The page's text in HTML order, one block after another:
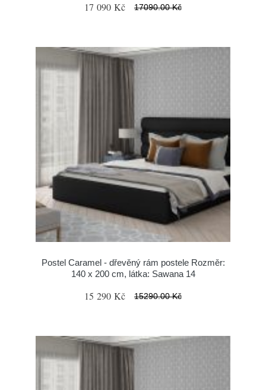
17 090 Kč 17090.00 Kč
Postel Caramel - dřevěný rám postele Rozměr:
140 x 200 cm, látka: Sawana 14
15 290 Kč 15290.00 Kč